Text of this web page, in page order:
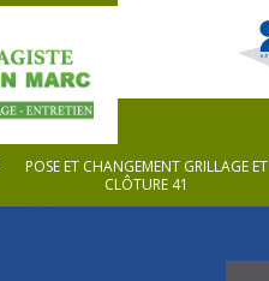
POSE ET CHANGEMENT GRILLAGE ET
CLÔTURE 41